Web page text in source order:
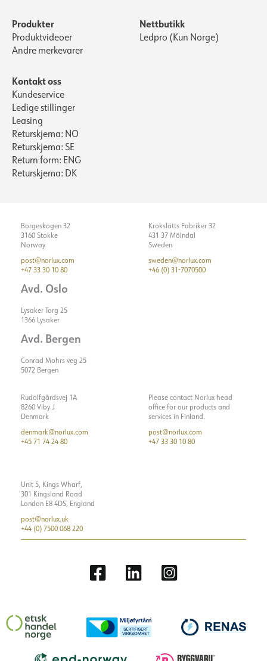
Produkter
Produktvideoer
Andre merkevarer
Nettbutikk
Ledpro (Kun Norge)
Kontakt oss
Kundeservice
Ledige stillinger
Leasing
Returskjema: NO
Returskjema: SE
Return form: ENG
Returskjema: DK
Borgeskogen 32
3160 Stokke
Norway
post@norlux.com
+47 33 30 10 80
Avd. Oslo
Lysaker Torg 25
1366 Lysaker
Avd. Bergen
Conrad Mohrs veg 25
5072 Bergen
Krokslätts Fabriker 32
431 37 Mölndal
Sweden
sweden@norlux.com
+46 (0) 31-7070500
Rudolfgårdsvej 1A
8260 Viby J
Denmark
denmark@norlux.com
+45 71 74 24 80
Please contact Norlux head
office for our products and
services in Finland.
post@norlux.com
+47 33 30 10 80
Unit 5, Kings Wharf,
301 Kingsland Road
London E8 4DS, England
post@norlux.uk
+44 (0) 7500 068 220